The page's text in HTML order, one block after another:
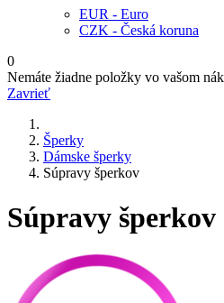
EUR - Euro
CZK - Česká koruna
0
Nemáte žiadne položky vo vašom
Zavrieť
Šperky
Dámske šperky
Súpravy šperkov
Súpravy šperkov